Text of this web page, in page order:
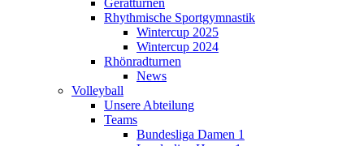
Rhythmische Sportgymnastik
Wintercup 2025
Wintercup 2024
Rhönradturnen
News
Volleyball
Unsere Abteilung
Teams
Bundesliga Damen 1